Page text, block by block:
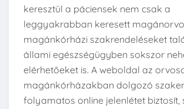
keresztül a páciensek nem csak a
leggyakrabban keresett
magánkórházi szakrendeléseket
állami egészségügyben sokszor
elérhetőeket is. A weboldal az
magánkórházakban dolgozó
folyamatos online jelenlétet biztosít,